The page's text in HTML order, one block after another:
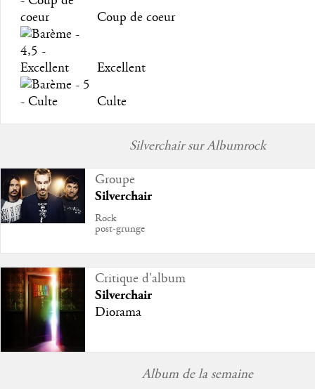
Coup de coeur
Excellent
Culte
Silverchair sur Albumrock
Groupe
Silverchair
Rock
post-grunge
Critique d'album
Silverchair
Diorama
Album de la semaine